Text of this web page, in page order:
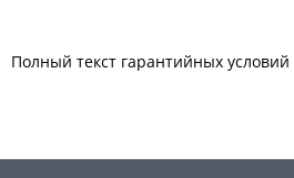
Полный текст гарантийных условий